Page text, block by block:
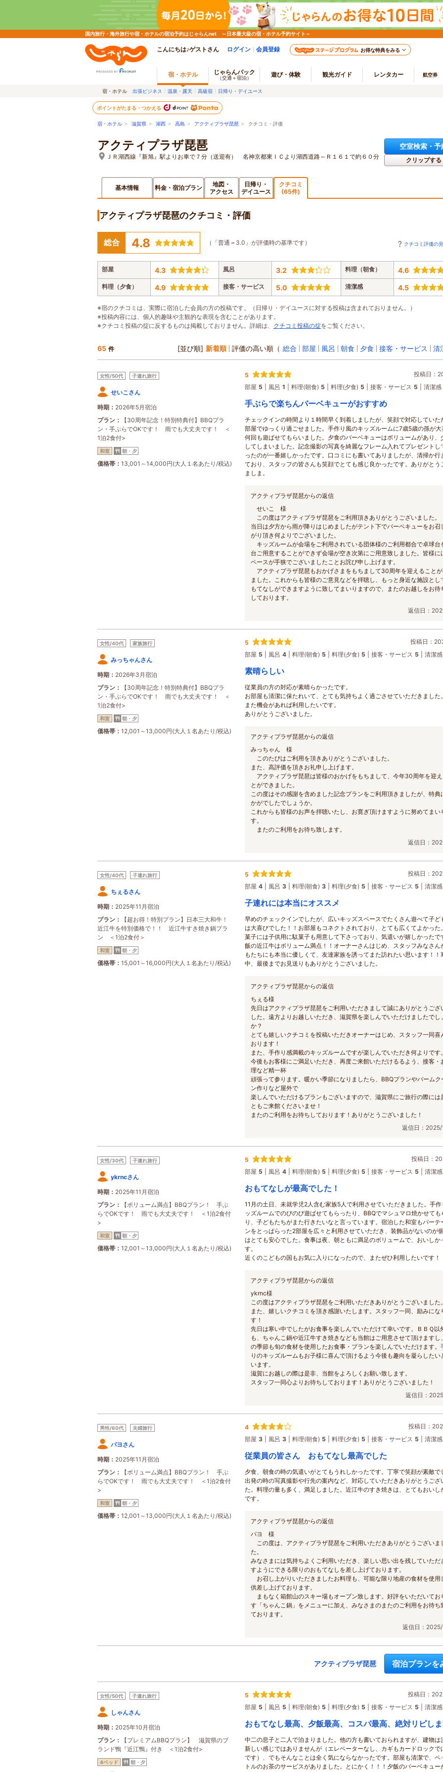
国内旅行・海外旅行や宿・ホテルの宿泊予約はじゃらんnet ～日本最大級の宿・ホテル予約サイト～
こんにちは♪ゲストさん ログイン 会員登録 お得な特典をみる
宿・ホテル じゃらんパック
（交通＋宿泊） 遊び・体験 観光ガイド レンタカー 航空券
宿・ホテル 出張ビジネス 温泉・露天 高級宿 日帰り・デイユース
ポイントがたまる・つかえる
宿・ホテル > 滋賀県 > 湖西 > 高島 > アクティプラザ琵琶 > クチコミ・評価
アクティプラザ琵琶
ＪＲ湖西線『新旭』駅よりお車で７分（送迎有） 名神京都東ＩＣより湖西道路～Ｒ１６１で約６０分
空室検索・予
クリップする
基本情報 料金・宿泊プラン
地図・
アクセス
日帰り・
デイユース
クチコミ
(65件)
アクティプラザ琵琶のクチコミ・評価
総合 4.8 （「普通＝3.0」が評価時の基準です） クチコミ評価の
部屋 4.3 風呂 3.2 料理（朝食） 4.6
料理（夕食） 4.9 接客・サービス 5.0 清潔感 4.5
※宿のクチコミは、実際に宿泊した会員の方の投稿です。（日帰り・デイユースに対する投稿は含まれておりません。）
※投稿内容には、個人的趣味や主観的な表現を含むことがあります。
※クチコミ投稿の掟に反するものは掲載しておりません。詳細は、 クチコミ投稿の掟をご覧ください。
65 件 [並び順] 新着順 評価の高い順 （ 総合 部屋 風呂 朝食 夕食 接客・サービス 清
女性/50代 子連れ旅行
せいこさん
時期
2026年5月宿泊
プラン
【30周年記念！特別特典付】BBQプラ
ン・手ぶらでOKです！ 雨でも大丈夫です！ ＜
1泊2食付>
和室 朝・夕
価格帯 13,001～14,000円(大人１名あたり/税込)
5
投稿日：
部屋 5 風呂 1 料理(朝食) 5 料理(夕食) 5 接客・サービス 5 清潔感
手ぶらで楽ちんバーベキューがおすすめ
チェックインの時間より１時間早く到着しましたが、笑顔で対応していた
部屋でゆっくり過ごせました。手作り風のキッズルームに7歳5歳の孫が大
何回も遊ばせてもらいました。夕食のバーベキューはボリュームがあり、
してしまいました。記念撮影の写真を綺麗なフレーム入れてプレゼントし
ったのが一番嬉しかったです。口コミにも書いてありましたが、清掃か行
ており、スタッフの皆さんも笑顔でとても感じ良かったです。ありがとう
ましま。
アクティプラザ琵琶からの返信
せいこ 様
この度はアクティプラザ琵琶をご利用頂きありがとうございました。
当日は夕方から雨が降りはじめましたがテント下でバーベキューをお召
がり頂き何よりでございました。
キッズルームが会場をご利用されている団体様のご利用都合で卓球台
台ご用意することができず会場が空き次第にご用意致しました。皆様に
ペースが手狭でございましたことお詫び申し上げます。
アクティプラザ琵琶もおかげさまをもちまして30周年を迎えることが
ました。これからも皆様のご意見などを拝聴し、もっと身近な施設とし
もてなしができますように致してまいりますので、またのお越しをお待
しております。
返信日：
女性/40代 家族旅行
みっちゃんさん
時期
2026年3月宿泊
プラン
【30周年記念！特別特典付】BBQプラ
ン・手ぶらでOKです！ 雨でも大丈夫です！ ＜
1泊2食付>
和室 朝・夕
価格帯 12,001～13,000円(大人１名あたり/税込)
5
投稿日：
部屋 5 風呂 4 料理(朝食) 5 料理(夕食) 5 接客・サービス 5 清潔感
素晴らしい
従業員の方の対応が素晴らかったです。
お部屋も清潔に保たれいて、とても気持ちよく過ごさせていただきました。
また機会があれば利用したいです。
ありがとうございました。
アクティプラザ琵琶からの返信
みっちゃん 様
このたびはご利用を頂きありがとうございました。
また、高評価を頂きお礼申し上げます。
アクティプラザ琵琶は皆様のおかげをもちまして、今年30周年を迎え
とができました。
この度はその感謝を含めました記念プランをご利用頂きましたが、特典
かがでしたでしょうか。
これからも皆様のお声を拝聴いたし、お寛ぎ頂けますように努めてまい
す。
またのご利用をお待ち致します。
返信日：
女性/40代 子連れ旅行
ちぇるさん
時期
2025年11月宿泊
プラン
【超お得！特別プラン】日本三大和牛！
近江牛を特別価格で！！ 近江牛すき焼き鍋プラ
ン ＜1泊2食付＞
和室 朝・夕
価格帯 15,001～16,000円(大人１名あたり/税込)
5
投稿日：
部屋 4 風呂 3 料理(朝食) 3 料理(夕食) 5 接客・サービス 5 清潔感
子連れには本当にオススメ
早めのチェックインでしたが、広いキッズスペースでたくさん遊べて子ど
は大喜びでした！！お部屋もコネクトされており、とても広くてよかった
菓子には子供用に駄菓子も用意して下さっており、気遣いが嬉しかったで
飯の近江牛はボリューム満点！！オーナーさんはじめ、スタッフみなさん
もたちにも本当に優しくて、友達家族を誘ってまた訪れたい思います！！
中、最後までお見送りもありがとうございました。
アクティプラザ琵琶からの返信
ちぇる様
先日はアクティプラザ琵琶をご利用いただきまして誠にありがとうござ
した。遠方よりお越しいただき、滋賀県を楽しんでいただけましたでし
か？
とても嬉しいクチコミを投稿いただきオーナーはじめ、スタッフ一同喜
おります！
また、手作り感満載のキッズルームですが楽しんでいただき何よりです。
今後もお客様にご満足いただき、再度ご来館いただけるるよう、接客・
理など精一杯
頑張って参ります。暖かい季節になりましたら、BBQプランやバームク
ン作りなど屋外で
楽しんでいただけるプランもございますので、滋賀県にご旅行の際には
ともご来館くださいませ！
またのご利用をお待ちしております！ありがとうございました！
返信日：2025/
女性/30代 子連れ旅行
ykrncさん
時期
2025年11月宿泊
プラン
【ボリューム満点】BBQプラン！ 手ぶ
らでOKです！ 雨でも大丈夫です！ ＜1泊2食付
>
和室 朝・夕
価格帯 12,001～13,000円(大人１名あたり/税込)
5
投稿日：
部屋 5 風呂 4 料理(朝食) 5 料理(夕食) 5 接客・サービス 5 清潔感
おもてなしが最高でした！
11月の土日、未就学児2人含む家族5人で利用させていただきました。手作
ッズルームでのびのび遊ばせてもらったり、BBQでマシュマロ焼かせても
り、子どもたちがまた行きたいなと言っています。宿泊した和室もパーテ
ンをとっぱらった2部屋を広々と利用させていただき、装飾品がないのが
はとても安心でした。食事は夜、朝ともに満足のボリュームで、おいしか
す。
近くのこどもの国もお気に入りになったので、またぜひ利用したいです！
アクティプラザ琵琶からの返信
ykrnc様
この度はアクティプラザ琵琶をご利用いただきありがとうございました。
また、嬉しいクチコミを頂き感謝いたします。スタッフ一同、励みにな
す！
先日は寒い中でしたがお食事を楽しんでいただけて幸いです。ＢＢＱ以
も、ちゃんこ鍋や近江牛すき焼きなども当館はご用意させて頂けますし
の季節も旬の食材を使用したお食事・プランを楽しんでいただけます。
りのキッズルームもお子様に喜んで頂けるよう今後も趣向を凝らしたい
います。
滋賀にお越しの際は是非、当館をよろしくお願い致します。
スタッフ一同心よりお待ちしております！ありがとうございました！
返信日：
男性/60代 夫婦旅行
パヨさん
時期
2025年11月宿泊
プラン
【ボリューム満点】BBQプラン！ 手ぶ
らでOKです！ 雨でも大丈夫です！ ＜1泊2食付
>
和室 朝・夕
価格帯 12,001～13,000円(大人１名あたり/税込)
4
投稿日：
部屋 3 風呂 3 料理(朝食) 5 料理(夕食) 5 接客・サービス 5 清潔感
従業員の皆さん おもてなし最高でした
夕食、朝食の時の気遣いがとてもうれしかったです。丁寧で笑顔が素敵で
出発の時の写真撮影や行先の案内など、対応していただきありがとうござ
た。料理の量も多く、満足しました。近江牛のすき焼きは、とてもおいし
です。
アクティプラザ琵琶からの返信
パヨ 様
この度は、アクティプラザ琵琶をご利用いただきありがとうございま
た。
みなさまには気持ちよくご利用いただき、楽しい思い出を残していただ
すようにできる限りのおもてなしを差し上げております。
お召し上がりいただきましたお料理も、可能な限り地産の食材を使用
供差し上げております。
まもなく箱館山のスキー場もオープン致します。好評をいただいてお
す「ちゃんこ鍋」をメニューに加え、みなさまのまたのご利用をお待ち
ております。
返信日：
アクティプラザ琵琶 宿泊プランを
女性/50代 子連れ旅行
しゃんさん
時期
2025年10月宿泊
プラン
【プレミアムBBQプラン】 滋賀県のブ
ランド鴨『近江鴨』付き ＜1泊2食付>
4ベッド 朝・夕
5
投稿日：
部屋 5 風呂 5 料理(朝食) 5 料理(夕食) 5 接客・サービス 5 清潔感
おもてなし最高、夕飯最高、コスパ最高、絶対リピしま
中二の息子と二人で泊まりました。他の方も書いておられますが、建物は
新しい感じではありませんが（エレベーターなし、カギもカードロックで
です）、でもそんなことは全く気にならなかったです。部屋も清潔で、ペ
トルのお茶のサービスがありました。とにかく！！！夕飯のバーベキュー